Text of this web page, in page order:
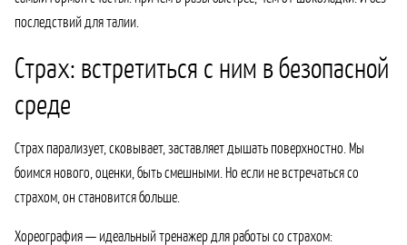
последствий для талии.
Страх: встретиться с ним в безопасной
среде
Страх парализует, сковывает, заставляет дышать поверхностно. Мы
боимся нового, оценки, быть смешными. Но если не встречаться со
страхом, он становится больше.
Хореография — идеальный тренажер для работы со страхом: